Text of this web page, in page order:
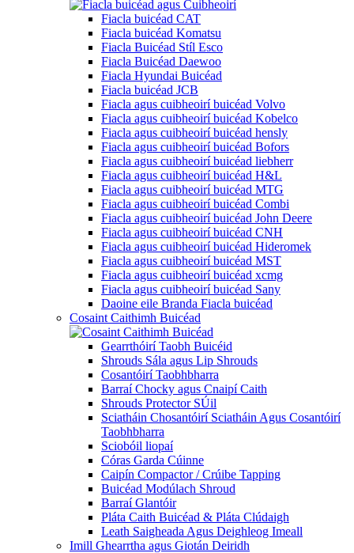
Fiacla buicéad CAT
Fiacla buicéad Komatsu
Fiacla Buicéad Stíl Esco
Fiacla Buicéad Daewoo
Fiacla Hyundai Buicéad
Fiacla buicéad JCB
Fiacla agus cuibheoirí buicéad Volvo
Fiacla agus cuibheoirí buicéad Kobelco
Fiacla agus cuibheoirí buicéad hensly
Fiacla agus cuibheoirí buicéad Bofors
Fiacla agus cuibheoirí buicéad liebherr
Fiacla agus cuibheoirí buicéad H&L
Fiacla agus cuibheoirí buicéad MTG
Fiacla agus cuibheoirí buicéad Combi
Fiacla agus cuibheoirí buicéad John Deere
Fiacla agus cuibheoirí buicéad CNH
Fiacla agus cuibheoirí buicéad Hideromek
Fiacla agus cuibheoirí buicéad MST
Fiacla agus cuibheoirí buicéad xcmg
Fiacla agus cuibheoirí buicéad Sany
Daoine eile Branda Fiacla buicéad
Cosaint Caithimh Buicéad
Gearrthóirí Taobh Buicéid
Shrouds Sála agus Lip Shrouds
Cosantóirí Taobhbharra
Barraí Chocky agus Cnaipí Caith
Shrouds Protector SÚil
Sciatháin Chosantóirí Sciatháin Agus Cosantóirí
Taobhbharra
Sciobóil liopaí
Córas Garda Cúinne
Caipín Compactor / Crúibe Tapping
Buicéad Modúlach Shroud
Barraí Glantóir
Pláta Caith Buicéad & Pláta Clúdaigh
Leath Saigheada Agus Deighleog Imeall
Imill Ghearrtha agus Giotán Deiridh